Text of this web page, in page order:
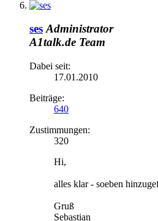
ses Administrator
A1talk.de Team
Dabei seit:
17.01.2010
Beiträge:
640
Zustimmungen:
320
Hi,
alles klar - soeben
Gruß
Sebastian